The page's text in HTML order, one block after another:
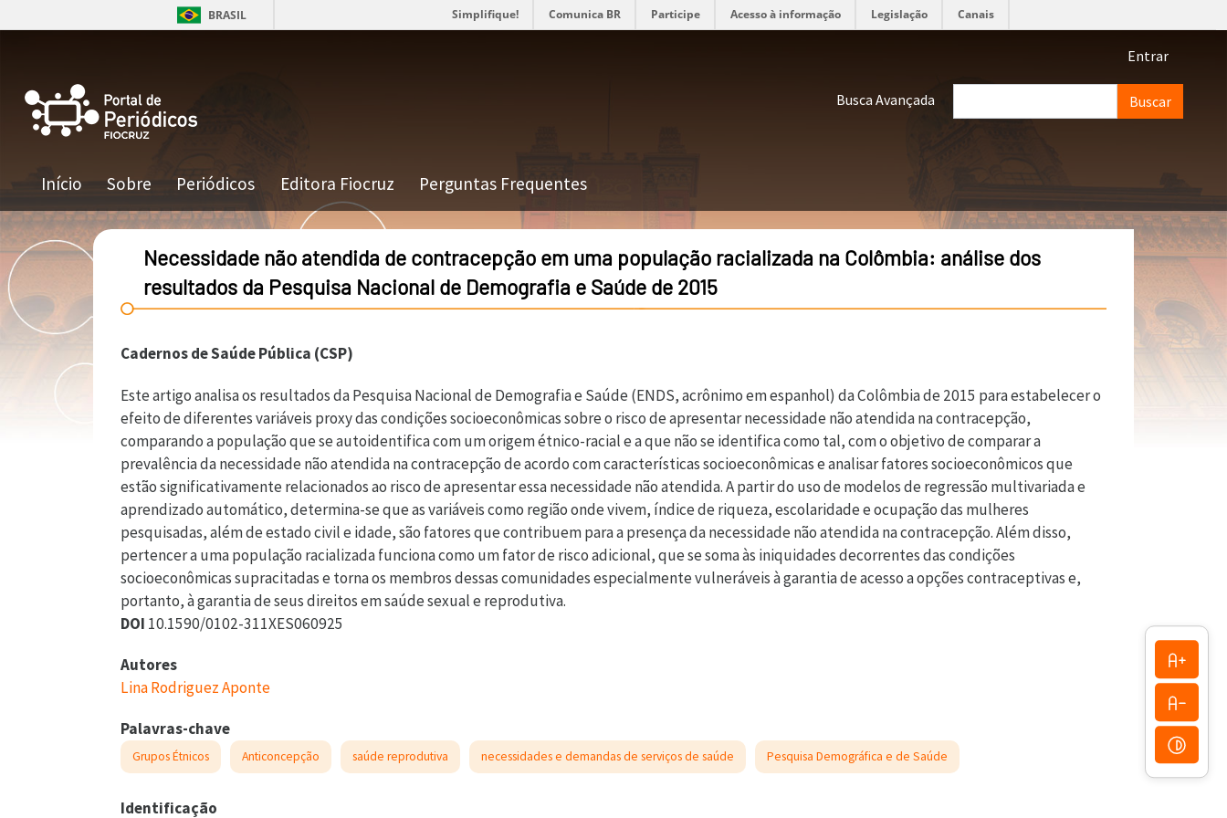
Pular para o conteúdo principal BRASIL Simplifique! Comunica BR Participe Acesso à informação Legislação Canais
Menu
Entrar
Busca Avançada
Navegação principal
Início Sobre Periódicos Editora Fiocruz Perguntas Frequentes
Necessidade não atendida de contracepção em uma população racializada na Colômbia: análise dos
resultados da Pesquisa Nacional de Demografia e Saúde de 2015
Cadernos de Saúde Pública (CSP)
Este artigo analisa os resultados da Pesquisa Nacional de Demografia e Saúde (ENDS, acrônimo em espanhol) da Colômbia de 2015 para estabelecer o
efeito de diferentes variáveis proxy das condições socioeconômicas sobre o risco de apresentar necessidade não atendida na contracepção,
comparando a população que se autoidentifica com um origem étnico-racial e a que não se identifica como tal, com o objetivo de comparar a
prevalência da necessidade não atendida na contracepção de acordo com características socioeconômicas e analisar fatores socioeconômicos que
estão significativamente relacionados ao risco de apresentar essa necessidade não atendida. A partir do uso de modelos de regressão multivariada e
aprendizado automático, determina-se que as variáveis como região onde vivem, índice de riqueza, escolaridade e ocupação das mulheres
pesquisadas, além de estado civil e idade, são fatores que contribuem para a presença da necessidade não atendida na contracepção. Além disso,
pertencer a uma população racializada funciona como um fator de risco adicional, que se soma às iniquidades decorrentes das condições
socioeconômicas supracitadas e torna os membros dessas comunidades especialmente vulneráveis à garantia de acesso a opções contraceptivas e,
portanto, à garantia de seus direitos em saúde sexual e reprodutiva.
DOI 10.1590/0102-311XES060925
Autores
Lina Rodriguez Aponte
Palavras-chave
Grupos Étnicos Anticoncepção saúde reprodutiva necessidades e demandas de serviços de saúde Pesquisa Demográfica e de Saúde
Identificação